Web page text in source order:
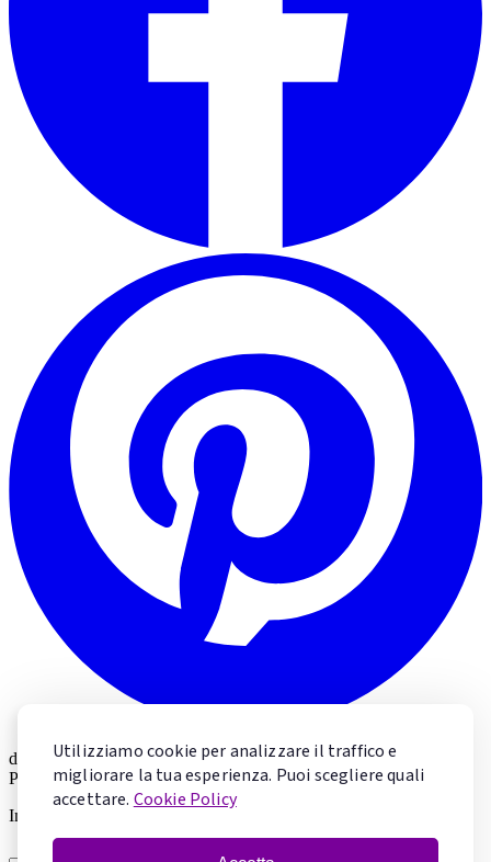
Utilizziamo cookie per analizzare il traffico e
migliorare la tua esperienza. Puoi scegliere quali
accettare. Cookie Policy
di
Valeria Marolda
Pastry Chef & Chocolate Specialist
Impara la pasticceria con Valeria